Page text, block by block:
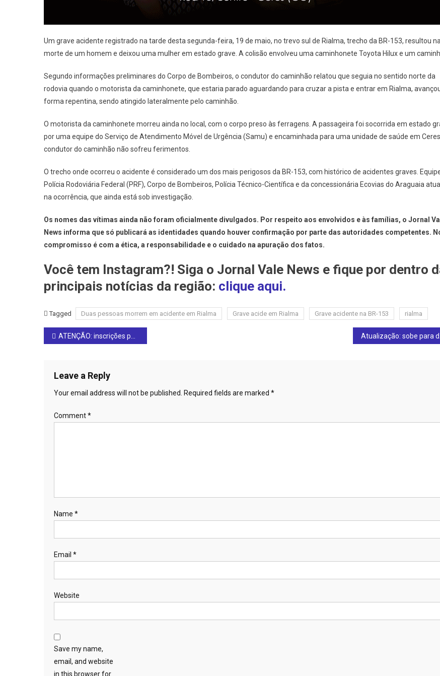
Um grave acidente registrado na tarde desta segunda-feira, 19 de maio, no trevo sul de Rialma, trecho da BR-153, resultou
morte de um homem e deixou uma mulher em estado grave. A colisão envolveu uma caminhonete Toyota Hilux e um
Segundo informações preliminares do Corpo de Bombeiros, o condutor do caminhão relatou que seguia no sentido norte da
rodovia quando o motorista da caminhonete, que estaria parado aguardando para cruzar a pista e entrar em Rialma,
forma repentina, sendo atingido lateralmente pelo caminhão.
O motorista da caminhonete morreu ainda no local, com o corpo preso às ferragens. A passageira foi socorrida em estado
por uma equipe do Serviço de Atendimento Móvel de Urgência (Samu) e encaminhada para uma unidade de saúde em
condutor do caminhão não sofreu ferimentos.
O trecho onde ocorreu o acidente é considerado um dos mais perigosos da BR-153, com histórico de acidentes graves.
Polícia Rodoviária Federal (PRF), Corpo de Bombeiros, Polícia Técnico-Científica e da concessionária Ecovias do Araguaia
na ocorrência, que ainda está sob investigação.
Os nomes das vítimas ainda não foram oficialmente divulgados. Por respeito aos envolvidos e às famílias, o Jornal
News informa que só publicará as identidades quando houver confirmação por parte das autoridades competentes.
compromisso é com a ética, a responsabilidade e o cuidado na apuração dos fatos.
Você tem Instagram?! Siga o Jornal Vale News e fique por dentro
principais notícias da região: clique aqui.
Tagged Duas pessoas morrem em acidente em Rialma Grave acide em Rialma Grave acidente na BR-153 rialma
Post
ATENÇÃO: inscrições para o programa “Pra Ter Onde Morar – Construção” em Rianápolis abrem na segunda-feira, 19 de maio
Leave a Reply
Your email address will not be published. Required fields are marked *
Comment*
Name *
Email *
Website
Save my name,
email, and website
in this browser for